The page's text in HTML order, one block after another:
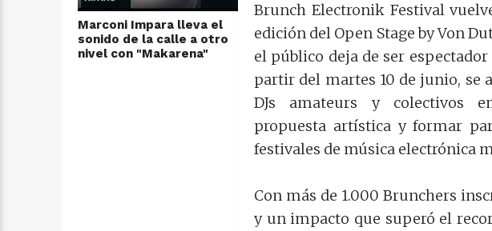
Marconi Impara lleva el
sonido de la calle a otro
nivel con "Makarena"
Brunch Electronik Festival
edición del Open Stage by Von
el público deja de ser
partir del martes 10 de junio, se
DJs amateurs y colectivos
propuesta artística y formar
festivales de música electrónica
Con más de 1.000 Brunchers
y un impacto que superó el